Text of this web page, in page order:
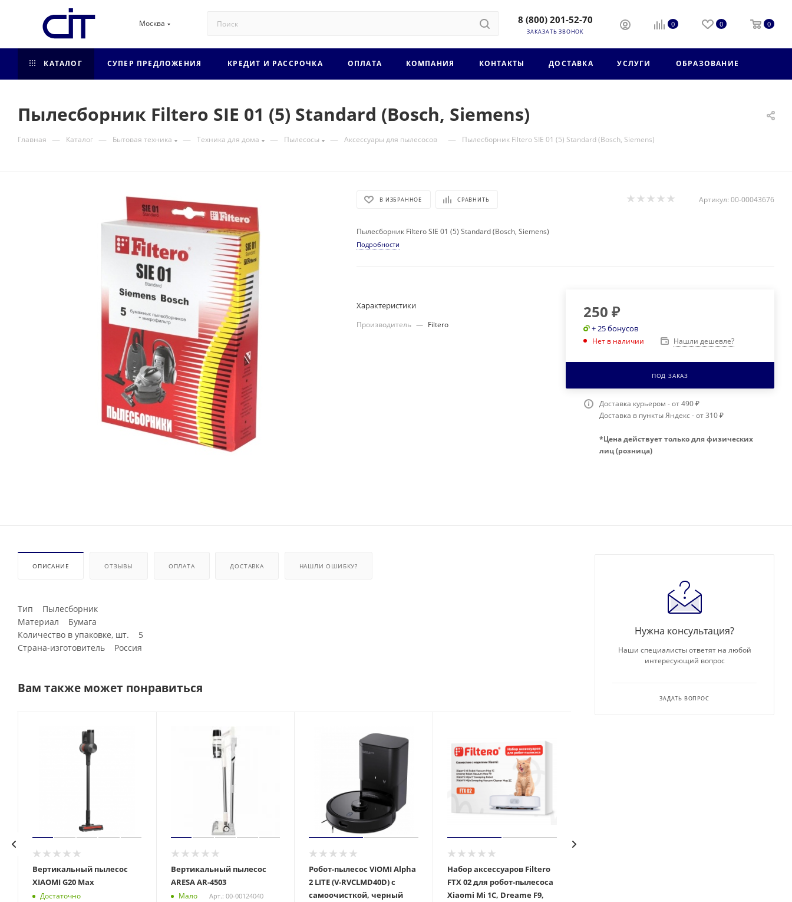
Москва 8 (800) 201-52-70
ЗАКАЗАТЬ ЗВОНОК
0 0 0
КАТАЛОГ СУПЕР ПРЕДЛОЖЕНИЯ КРЕДИТ И РАССРОЧКА ОПЛАТА КОМПАНИЯ КОНТАКТЫ ДОСТАВКА УСЛУГИ ОБРАЗОВАНИЕ
Пылесборник Filtero SIE 01 (5) Standard (Bosch, Siemens)
Главная — Каталог — Бытовая техника — Техника для дома — Пылесосы — Аксессуары для пылесосов — Пылесборник Filtero SIE 01 (5) Standard (Bosch, Siemens)
В ИЗБРАННОЕ СРАВНИТЬ Артикул: 00-00043676
Пылесборник Filtero SIE 01 (5) Standard (Bosch, Siemens)
Подробности
Характеристики
Производитель — Filtero
250 ₽
+ 25 бонусов
Нет в наличии Нашли дешевле?
ПОД ЗАКАЗ
Доставка курьером - от 490 ₽
Доставка в пункты Яндекс - от 310 ₽
*Цена действует только для физических
лиц (розница)
ОПИСАНИЕ ОТЗЫВЫ ОПЛАТА ДОСТАВКА НАШЛИ ОШИБКУ?
Тип Пылесборник
Материал Бумага
Количество в упаковке, шт. 5
Страна-изготовитель Россия
Вам также может понравиться
Вертикальный пылесос
XIAOMI G20 Max
Достаточно
Вертикальный пылесос
ARESA AR-4503
Мало Арт.: 00-00124040
Робот-пылесос VIOMI Alpha
2 LITE (V-RVCLMD40D) с
самоочисткой, черный
Набор аксессуаров Filtero
FTX 02 для робот-пылесоса
Xiaomi Mi 1C, Dreame F9,
Нужна консультация?
Наши специалисты ответят на любой
интересующий вопрос
ЗАДАТЬ ВОПРОС